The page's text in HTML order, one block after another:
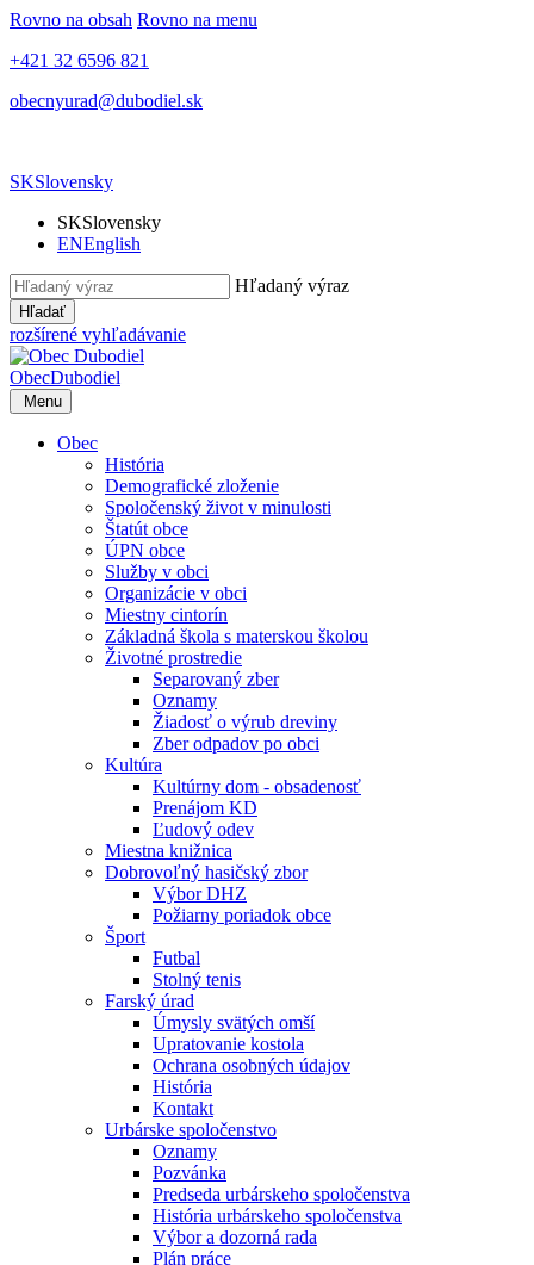
Rovno na obsah Rovno na menu
+421 32 6596 821
obecnyurad@dubodiel.sk
SKSlovensky
SKSlovensky
ENEnglish
Hľadaný výraz
Hľadať
rozšírené vyhľadávanie
ObecDubodiel
Menu
Obec
História
Demografické zloženie
Spoločenský život v minulosti
Štatút obce
ÚPN obce
Služby v obci
Organizácie v obci
Miestny cintorín
Základná škola s materskou školou
Životné prostredie
Separovaný zber
Oznamy
Žiadosť o výrub dreviny
Zber odpadov po obci
Kultúra
Kultúrny dom - obsadenosť
Prenájom KD
Ľudový odev
Miestna knižnica
Dobrovoľný hasičský zbor
Výbor DHZ
Požiarny poriadok obce
Šport
Futbal
Stolný tenis
Farský úrad
Úmysly svätých omší
Upratovanie kostola
Ochrana osobných údajov
História
Kontakt
Urbárske spoločenstvo
Oznamy
Pozvánka
Predseda urbárskeho spoločenstva
História urbárskeho spoločenstva
Výbor a dozorná rada
Plán práce